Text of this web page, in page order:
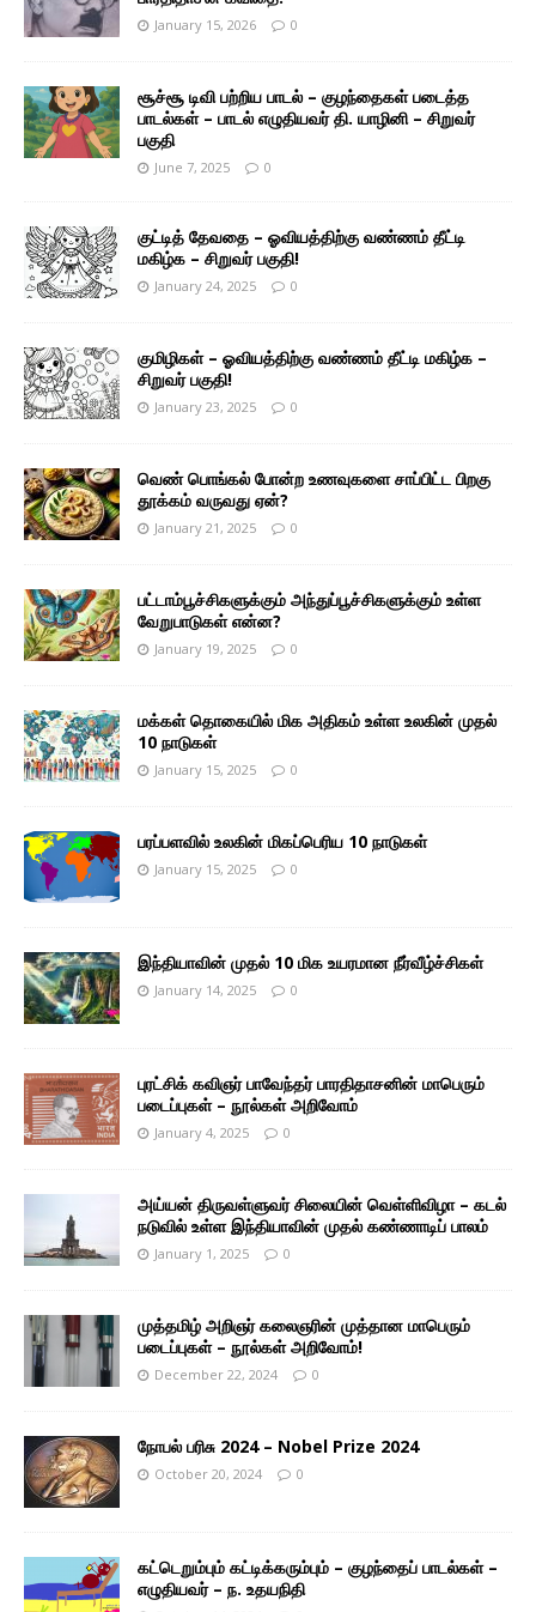
January 15, 2026 0
சூச்சூ டிவி பற்றிய பாடல் – குழந்தைகள் படைத்த
பாடல்கள் – பாடல் எழுதியவர் தி. யாழினி – சிறுவர்
பகுதி
June 7, 2025 0
குட்டித் தேவதை – ஓவியத்திற்கு வண்ணம் தீட்டி
மகிழ்க – சிறுவர் பகுதி!
January 24, 2025 0
குமிழிகள் – ஓவியத்திற்கு வண்ணம் தீட்டி மகிழ்க –
சிறுவர் பகுதி!
January 23, 2025 0
வெண் பொங்கல் போன்ற உணவுகளை சாப்பிட்ட பிறகு
தூக்கம் வருவது ஏன்?
January 21, 2025 0
பட்டாம்பூச்சிகளுக்கும் அந்துப்பூச்சிகளுக்கும் உள்ள
வேறுபாடுகள் என்ன?
January 19, 2025 0
மக்கள் தொகையில் மிக அதிகம் உள்ள உலகின் முதல்
10 நாடுகள்
January 15, 2025 0
பரப்பளவில் உலகின் மிகப்பெரிய 10 நாடுகள்
January 15, 2025 0
இந்தியாவின் முதல் 10 மிக உயரமான நீர்வீழ்ச்சிகள்
January 14, 2025 0
புரட்சிக் கவிஞர் பாவேந்தர் பாரதிதாசனின் மாபெரும்
படைப்புகள் – நூல்கள் அறிவோம்
January 4, 2025 0
அய்யன் திருவள்ளுவர் சிலையின் வெள்ளிவிழா – கடல்
நடுவில் உள்ள இந்தியாவின் முதல் கண்ணாடிப் பாலம்
January 1, 2025 0
முத்தமிழ் அறிஞர் கலைஞரின் முத்தான மாபெரும்
படைப்புகள் – நூல்கள் அறிவோம்!
December 22, 2024 0
நோபல் பரிசு 2024 – Nobel Prize 2024
October 20, 2024 0
கட்டெறும்பும் கட்டிக்கரும்பும் – குழந்தைப் பாடல்கள் –
எழுதியவர் – ந. உதயநிதி